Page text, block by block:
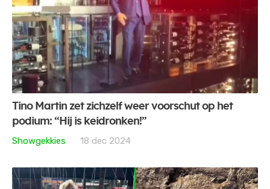
Tino Martin zet zichzelf weer voorschut op het
podium: “Hij is keidronken!”
Showgekkies
18 dec 2024